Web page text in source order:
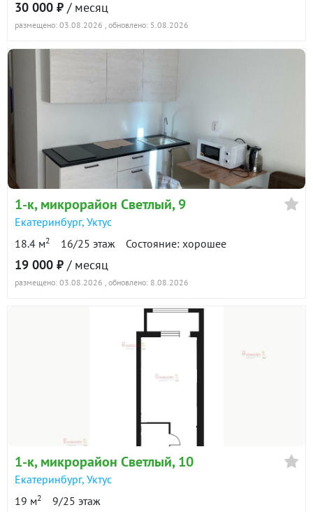
30 000 ₽ / месяц
размещено: 03.08.2026 , обновлено: 5.08.2026
1-к, микрорайон Светлый, 9
Екатеринбург, Уктус
18.4 м2 16/25 этаж Состояние: хорошее
19 000 ₽ / месяц
размещено: 03.08.2026 , обновлено: 8.08.2026
1-к, микрорайон Светлый, 10
Екатеринбург, Уктус
19 м2 9/25 этаж